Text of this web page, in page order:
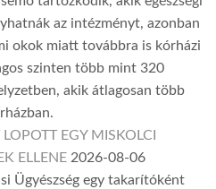
az intézményt, azonban
okok miatt továbbra is kórházi
szinten több mint 320
akik átlagosan több
EGY MISKOLCI
ELLENE 2026-08-06
Ügyészség egy takarítóként